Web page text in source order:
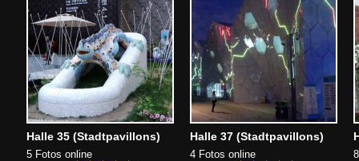
Halle 35 (Stadtpavillons)
5 Fotos online
Halle 37 (Stadtpavillons)
4 Fotos online